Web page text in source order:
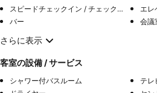
スピードチェックイン / チェックアウト
エレ
バー
会議
さらに表示
客室の設備 / サービス
シャワー付バスルーム
テレ